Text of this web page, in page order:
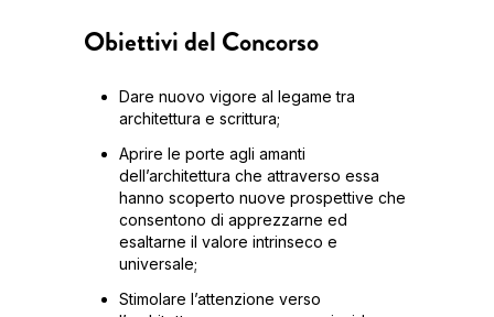
Obiettivi del Concorso
Dare nuovo vigore al legame tra
architettura e scrittura;
Aprire le porte agli amanti
dell’architettura che attraverso essa
hanno scoperto nuove prospettive che
consentono di apprezzarne ed
esaltarne il valore intrinseco e
universale;
Stimolare l’attenzione verso